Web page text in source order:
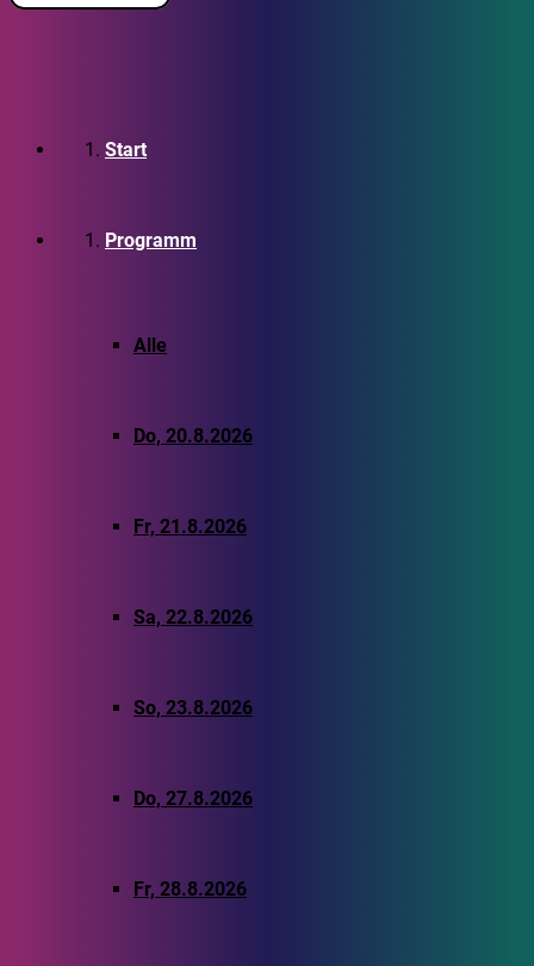
Start
Programm
Alle
Do, 20.8.2026
Fr, 21.8.2026
Sa, 22.8.2026
So, 23.8.2026
Do, 27.8.2026
Fr, 28.8.2026